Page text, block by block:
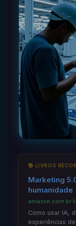
📚 LIVROS
Marketing
humanidade
amazon.com.br·
Como usar IA,
experiências